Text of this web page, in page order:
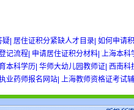
| 居住证积分紧缺人才目录| 如何申请
记流程| 申请居住证积分材料| 上海本科
本科学历| 华师大幼儿园教师证| 西南科
业药师报名网站| 上海教师资格证考试